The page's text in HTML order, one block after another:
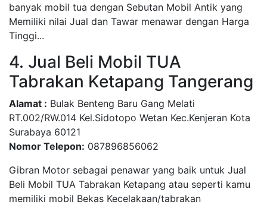
banyak mobil tua dengan Sebutan Mobil Antik yang
Memiliki nilai Jual dan Tawar menawar dengan Harga
Tinggi...
4. Jual Beli Mobil TUA
Tabrakan Ketapang Tangerang
Alamat : Bulak Benteng Baru Gang Melati
RT.002/RW.014 Kel.Sidotopo Wetan Kec.Kenjeran Kota
Surabaya 60121
Nomor Telepon: 087896856062
Gibran Motor sebagai penawar yang baik untuk Jual
Beli Mobil TUA Tabrakan Ketapang atau seperti kamu
memiliki mobil Bekas Kecelakaan/tabrakan